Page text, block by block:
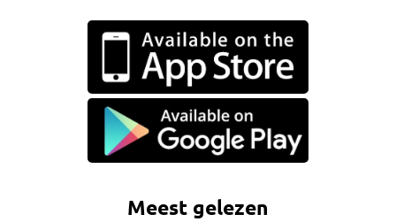
Meest gelezen